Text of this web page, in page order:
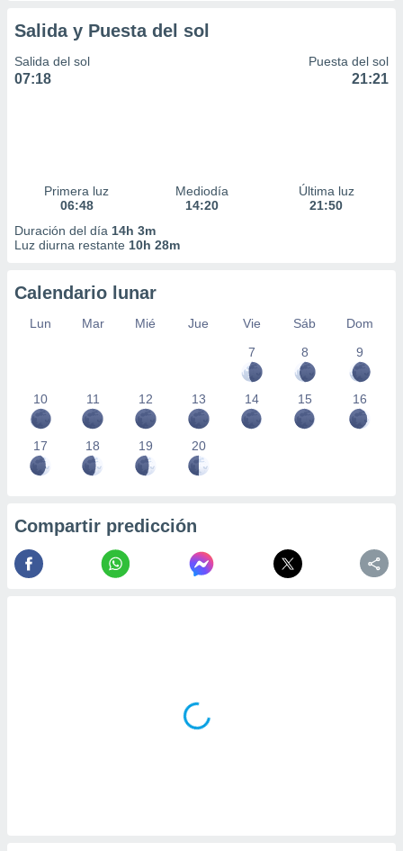
Salida y Puesta del sol
Salida del sol
07:18
Puesta del sol
21:21
Primera luz
06:48
Mediodía
14:20
Última luz
21:50
Duración del día 14h 3m
Luz diurna restante 10h 28m
Calendario lunar
Lun Mar Mié Jue Vie Sáb
Dom
7
8 9
10 11 12 13 14 15 16
17 18 19 20
Compartir predicción